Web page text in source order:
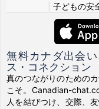
子どもの安
無料カナダ出会
ス・コネクション
真のつながりのための
こそ。Canadian-
人を結びつけ、交際、